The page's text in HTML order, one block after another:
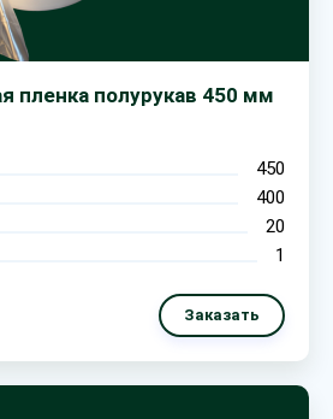
пленка полурукав 450 мм
450
400
20
1
Заказать